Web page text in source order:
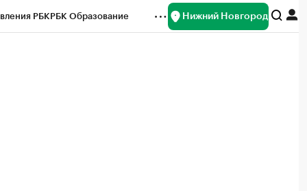
РБКРБК Образование Нижний Новгород